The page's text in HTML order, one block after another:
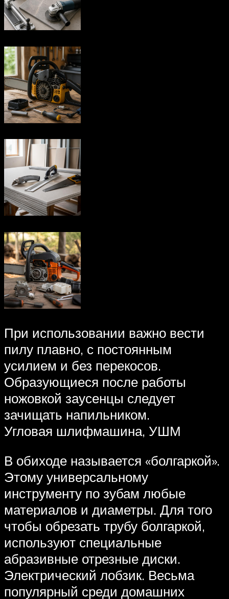
При использовании важно вести
пилу плавно, с постоянным
усилием и без перекосов.
Образующиеся после работы
ножовкой заусенцы следует
зачищать напильником.
Угловая шлифмашина, УШМ
В обиходе называется «болгаркой».
Этому универсальному
инструменту по зубам любые
материалов и диаметры. Для того
чтобы обрезать трубу болгаркой,
используют специальные
абразивные отрезные диски.
Электрический лобзик. Весьма
популярный среди домашних